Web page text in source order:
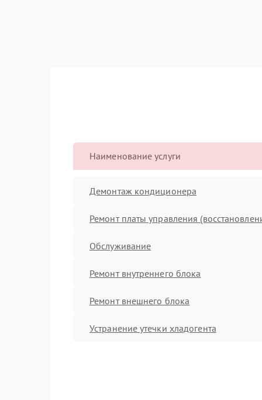
Наименование услуги
Демонтаж кондиционера
Ремонт платы управления
Обслуживание
Ремонт внутреннего блока
Ремонт внешнего блока
Устранение утечки хладогента